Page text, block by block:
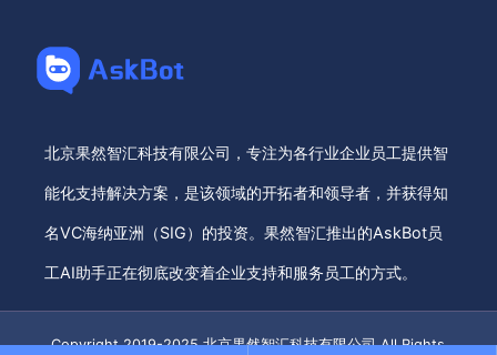
北京果然智汇科技有限公司，专注为各行业企业员工提供智
能化支持解决方案，是该领域的开拓者和领导者，并获得知
名VC海纳亚洲（SIG）的投资。果然智汇推出的AskBot员
工AI助手正在彻底改变着企业支持和服务员工的方式。
Copyright 2019-2025 北京果然智汇科技有限公司 All Rights